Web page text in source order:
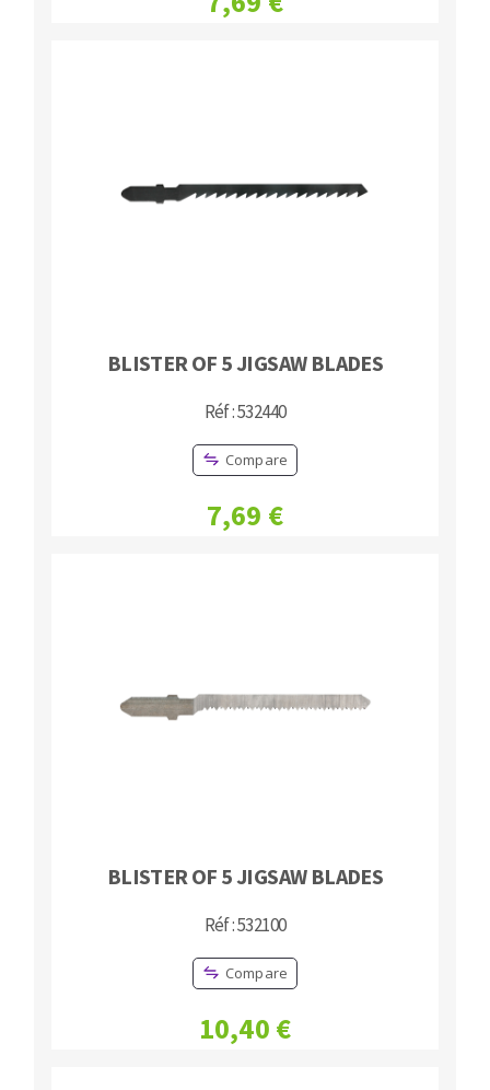
BLISTER OF 5 JIGSAW BLADES
Réf : 532440
Compare
7,69 €
BLISTER OF 5 JIGSAW BLADES
Réf : 532100
Compare
10,40 €